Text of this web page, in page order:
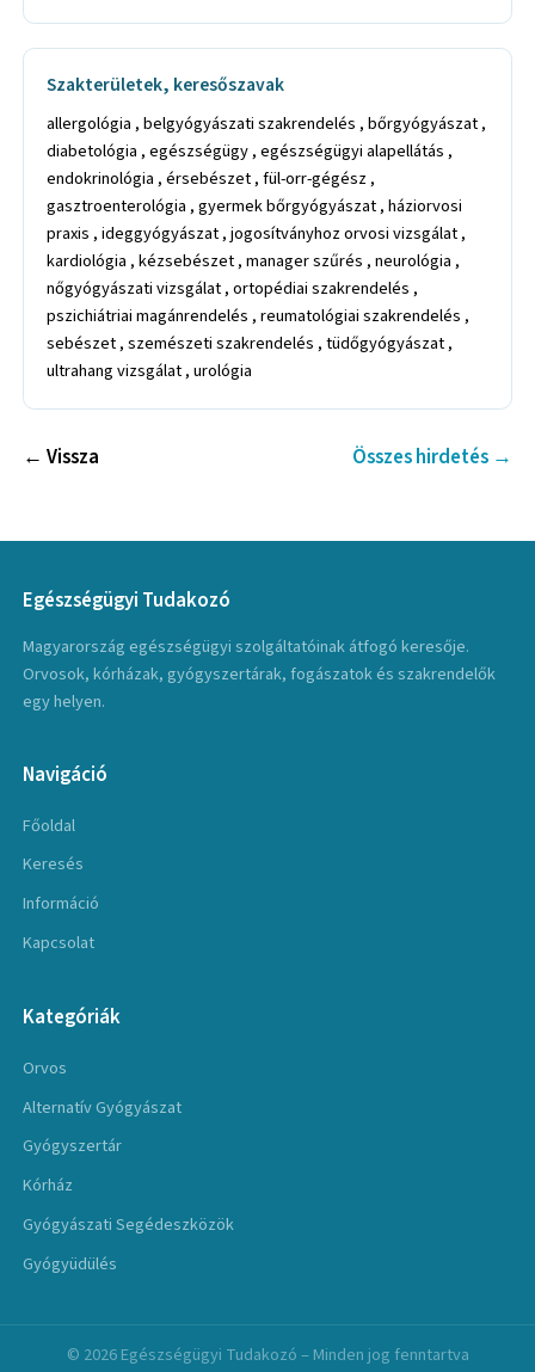
Szakterületek, keresőszavak
allergológia , belgyógyászati szakrendelés , bőrgyógyászat ,
diabetológia , egészségügy , egészségügyi alapellátás ,
endokrinológia , érsebészet , fül-orr-gégész ,
gasztroenterológia , gyermek bőrgyógyászat , háziorvosi
praxis , ideggyógyászat , jogosítványhoz orvosi vizsgálat ,
kardiológia , kézsebészet , manager szűrés , neurológia ,
nőgyógyászati vizsgálat , ortopédiai szakrendelés ,
pszichiátriai magánrendelés , reumatológiai szakrendelés ,
sebészet , szemészeti szakrendelés , tüdőgyógyászat ,
ultrahang vizsgálat , urológia
← Vissza Összes hirdetés →
Egészségügyi Tudakozó
Magyarország egészségügyi szolgáltatóinak átfogó keresője.
Orvosok, kórházak, gyógyszertárak, fogászatok és szakrendelők
egy helyen.
Navigáció
Főoldal
Keresés
Információ
Kapcsolat
Kategóriák
Orvos
Alternatív Gyógyászat
Gyógyszertár
Kórház
Gyógyászati Segédeszközök
Gyógyüdülés
© 2026 Egészségügyi Tudakozó – Minden jog fenntartva